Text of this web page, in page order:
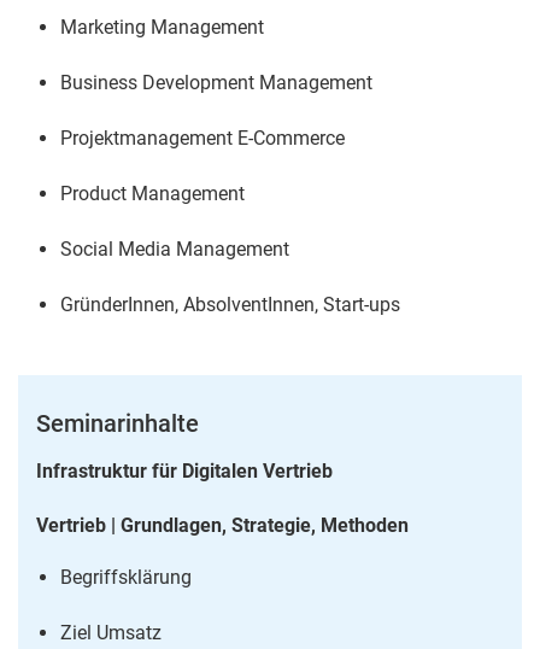
Marketing Management
Business Development Management
Projektmanagement E-Commerce
Product Management
Social Media Management
GründerInnen, AbsolventInnen, Start-ups
Seminarinhalte
Infrastruktur für Digitalen Vertrieb
Vertrieb | Grundlagen, Strategie, Methoden
Begriffsklärung
Ziel Umsatz